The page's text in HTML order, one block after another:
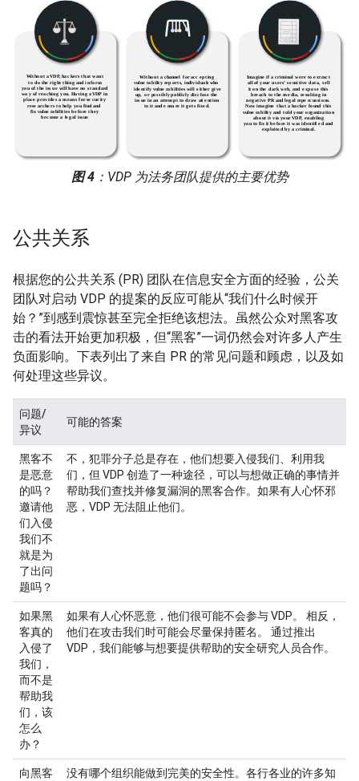
图 4：VDP 为法务团队提供的主要优势
公共关系
根据您的公共关系 (PR) 团队在信息安全方面的经验，公关
团队对启动 VDP 的提案的反应可能从“我们什么时候开
始？”到感到震惊甚至完全拒绝该想法。虽然公众对黑客攻
击的看法开始更加积极，但“黑客”一词仍然会对许多人产生
负面影响。 下表列出了来自 PR 的常见问题和顾虑，以及如
何处理这些异议。
问题/
异议
可能的答案
黑客不
是恶意
的吗？
邀请他
们入侵
我们不
就是为
了出问
题吗？
不，犯罪分子总是存在，他们想要入侵我们、利用我
们，但 VDP 创造了一种途径，可以与想做正确的事情并
帮助我们查找并修复漏洞的黑客合作。如果有人心怀邪
恶，VDP 无法阻止他们。
如果黑
客真的
入侵了
我们，
而不是
帮助我
们，该
怎么
办？
如果有人心怀恶意，他们很可能不会参与 VDP。 相反，
他们在攻击我们时可能会尽量保持匿名。 通过推出
VDP，我们能够与想要提供帮助的安全研究人员合作。
向黑客
没有哪个组织能做到完美的安全性。各行各业的许多知